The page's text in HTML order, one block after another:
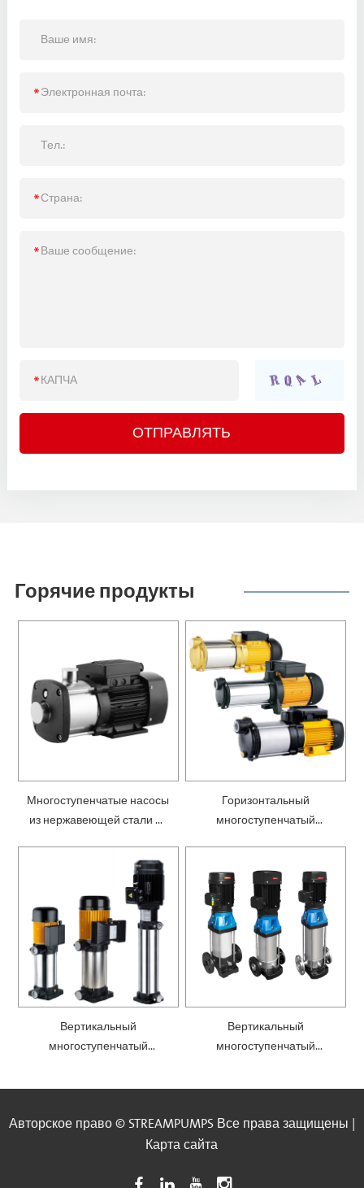
Горячие продукты
Многоступенчатые насосы
из нержавеющей стали —
Горизонтальный
многоступенчатый
Вертикальный
многоступенчатый
Вертикальный
многоступенчатый
Авторское право © STREAMPUMPS Все права защищены |
Карта сайта